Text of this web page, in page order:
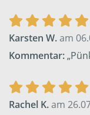
Karsten W.am
Kommentar:
Rachel K.am